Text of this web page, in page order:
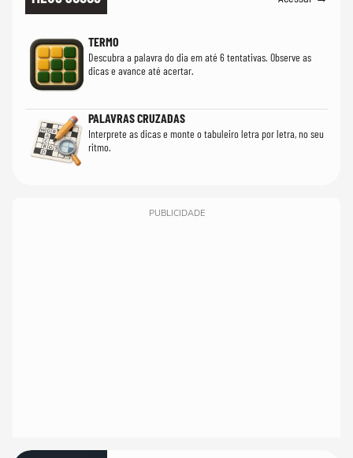
TERMO
Descubra a palavra do dia em até 6 tentativas. Observe as
dicas e avance até acertar.
PALAVRAS CRUZADAS
Interprete as dicas e monte o tabuleiro letra por letra, no seu
ritmo.
PUBLICIDADE